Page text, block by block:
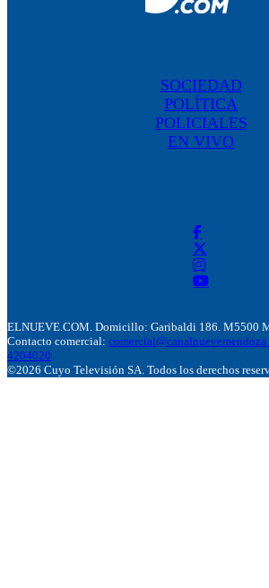
SOCIEDAD
POLÍTICA
POLICIALES
EN VIVO
ELNUEVE.COM. Domicillo: Garibaldi 186. M5500
Contacto comercial:
4204020
©2026 Cuyo Televisión SA. Todos los derechos